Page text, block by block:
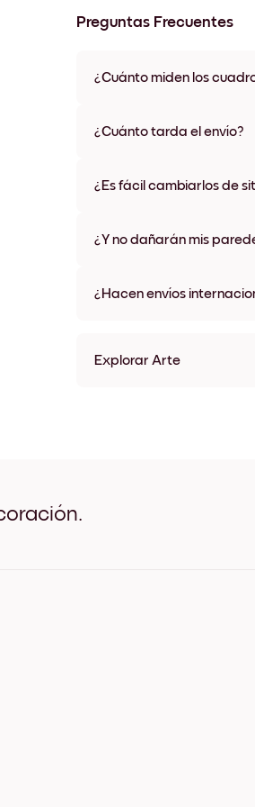
Preguntas Frecuentes
¿Cuánto miden los
materiales y colores de
¿Cuánto tarda el envío?
algunos países. Te
¿Es fácil cambiarlos de
¿Y no dañarán mis
¿Hacen envíos
Explorar Arte